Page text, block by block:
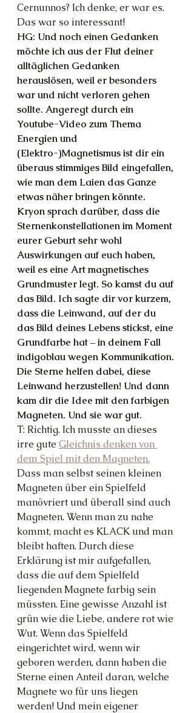
Cernunnos? Ich denke, er war es.
Das war so interessant!
HG: Und noch einen Gedanken
möchte ich aus der Flut deiner
alltäglichen Gedanken
herauslösen, weil er besonders
war und nicht verloren gehen
sollte. Angeregt durch ein
Youtube-Video zum Thema
Energien und
(Elektro-)Magnetismus ist dir ein
überaus stimmiges Bild eingefallen,
wie man dem Laien das Ganze
etwas näher bringen könnte.
Kryon sprach darüber, dass die
Sternenkonstellationen im Moment
eurer Geburt sehr wohl
Auswirkungen auf euch haben,
weil es eine Art magnetisches
Grundmuster legt. So kamst du auf
das Bild. Ich sagte dir vor kurzem,
dass die Leinwand, auf der du
das Bild deines Lebens stickst, eine
Grundfarbe hat – in deinem Fall
indigoblau wegen Kommunikation.
Die Sterne helfen dabei, diese
Leinwand herzustellen! Und dann
kam dir die Idee mit den farbigen
Magneten. Und sie war gut.
T: Richtig. Ich musste an dieses
irre gute Gleichnis denken von
dem Spiel mit den Magneten.
Dass man selbst seinen kleinen
Magneten über ein Spielfeld
manövriert und überall sind auch
Magneten. Wenn man zu nahe
kommt, macht es KLACK und man
bleibt haften. Durch diese
Erklärung ist mir aufgefallen,
dass die auf dem Spielfeld
liegenden Magnete farbig sein
müssten. Eine gewisse Anzahl ist
grün wie die Liebe, andere rot wie
Wut. Wenn das Spielfeld
eingerichtet wird, wenn wir
geboren werden, dann haben die
Sterne einen Anteil daran, welche
Magnete wo für uns liegen
werden! Und mein eigener